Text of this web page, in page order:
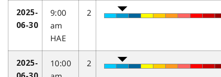
2025-
06-30
9:00
am
HAE
2
2025-
10:00
2